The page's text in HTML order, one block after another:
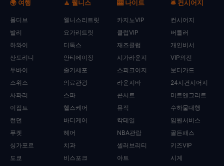
🌍 여행
몰디브
발리
하와이
산토리니
두바이
스위스
사파리
이집트
런던
푸켓
싱가포르
도쿄
🧘 웰니스
웰니스리트릿
요가리트릿
디톡스
안티에이징
줄기세포
의료관광
스파
헬스케어
바디케어
헤어
치과
비스포크
🎰 나이트
카지노VIP
클럽VIP
재즈클럽
시가라운지
스피크이지
라운지바
콘서트
뮤직
칵테일
NBA관람
셀러브리티
아트
🛎️ 컨시어지
컨시어지
버틀러
개인비서
VIP의전
보디가드
24시컨시어지
미트앤그리트
수하물대행
임원서비스
골든패스
키즈VIP
시계